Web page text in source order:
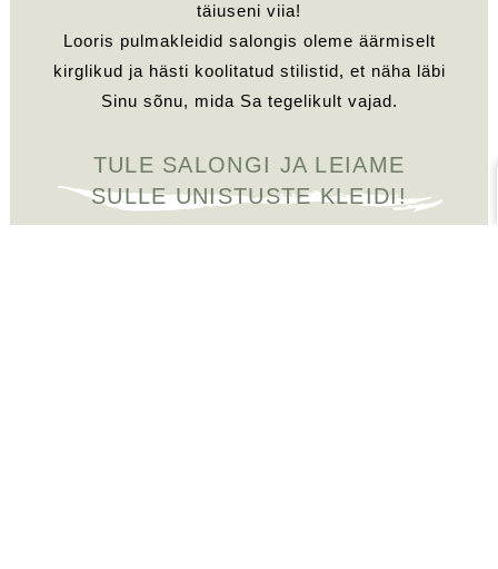
täiuseni viia!
Looris pulmakleidid salongis oleme äärmiselt
kirglikud ja hästi koolitatud stilistid, et näha läbi
Sinu sõnu, mida Sa tegelikult vajad.
TULE SALONGI JA LEIAME
SULLE UNISTUSTE KLEIDI!